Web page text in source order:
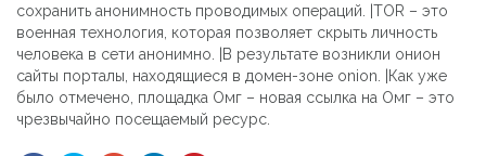
сохранить анонимность проводимых операций. |TOR – это
военная технология, которая позволяет скрыть личность
человека в сети анонимно. |В результате возникли онион
сайты порталы, находящиеся в домен-зоне onion. |Как уже
было отмечено, площадка Омг – новая ссылка на Омг – это
чрезвычайно посещаемый ресурс.